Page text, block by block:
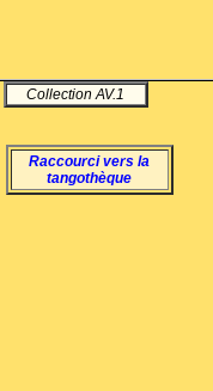
Collection AV.1
Raccourci vers la
tangothèque